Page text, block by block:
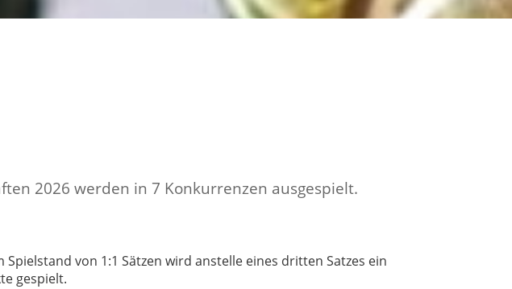
2026 werden in 7 Konkurrenzen ausgespielt.
Spielstand von 1:1 Sätzen wird anstelle eines dritten Satzes ein
gespielt.